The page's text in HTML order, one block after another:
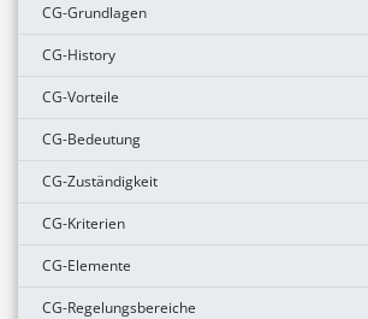
CG-Grundlagen
CG-History
CG-Vorteile
CG-Bedeutung
CG-Zuständigkeit
CG-Kriterien
CG-Elemente
CG-Regelungsbereiche